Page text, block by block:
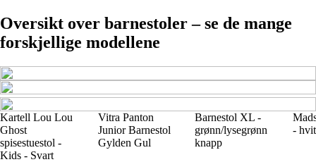
Oversikt over barnestoler – se de mange
forskjellige modellene
Kartell Lou Lou
Ghost
spisestuestol -
Kids - Svart
Vitra Panton
Junior Barnestol
Gylden Gul
Barnestol XL -
grønn/lysegrønn
knapp
- hvit